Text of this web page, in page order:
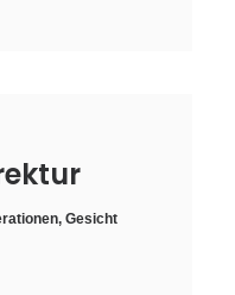
, Gesicht